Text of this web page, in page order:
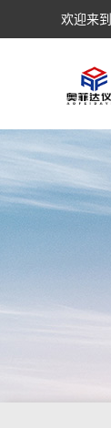
欢迎来